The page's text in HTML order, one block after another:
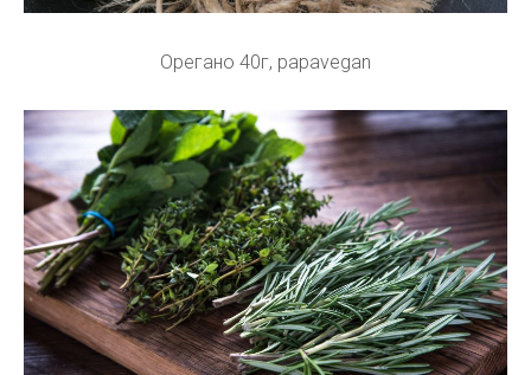
Орегано 40г, papavegan